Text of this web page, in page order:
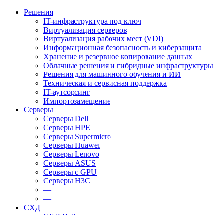
Решения
IT-инфраструктура под ключ
Виртуализация серверов
Виртуализация рабочих мест (VDI)
Информационная безопасность и киберзащита
Хранение и резервное копирование данных
Облачные решения и гибридные инфраструктуры
Решения для машинного обучения и ИИ
Техническая и сервисная поддержка
IT-аутсорсинг
Импортозамещение
Серверы
Серверы Dell
Серверы HPE
Серверы Supermicro
Серверы Huawei
Серверы Lenovo
Серверы ASUS
Серверы c GPU
Серверы H3C
—
—
СХД